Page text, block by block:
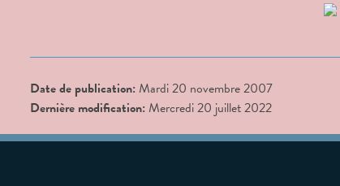
Date de publication: Mardi 20 novembre 2007
Dernière modification: Mercredi 20 juillet 2022